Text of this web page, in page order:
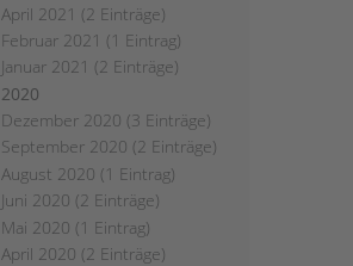
April 2021 (2 Einträge)
Februar 2021 (1 Eintrag)
Januar 2021 (2 Einträge)
2020
Dezember 2020 (3 Einträge)
September 2020 (2 Einträge)
August 2020 (1 Eintrag)
Juni 2020 (2 Einträge)
Mai 2020 (1 Eintrag)
April 2020 (2 Einträge)